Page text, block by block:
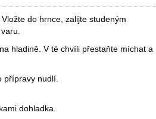
do hrnce, zalijte studeným
hladině. V té chvíli přestaňte míchat a
přípravy nudlí.
dohladka.